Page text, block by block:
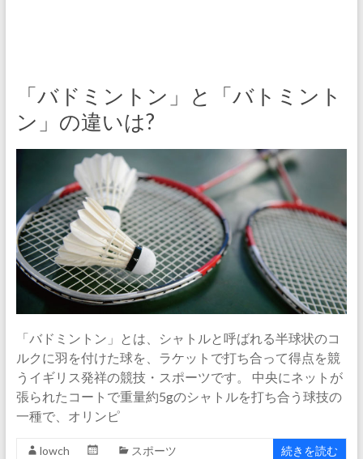
「バドミントン」と「バトミント
ン」の違いは?
「バドミントン」とは、シャトルと呼ばれる半球状のコ
ルクに羽を付けた球を、ラケットで打ち合って得点を競
うイギリス発祥の競技・スポーツです。 中央にネットが
張られたコートで重量約5gのシャトルを打ち合う球技の
一種で、オリンピ
lowch スポーツ 続きを読む